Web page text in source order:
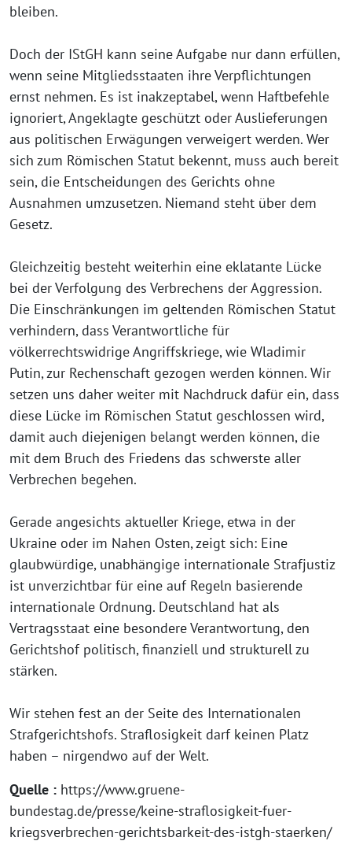
bleiben.
Doch der IStGH kann seine Aufgabe nur dann erfüllen,
wenn seine Mitgliedsstaaten ihre Verpflichtungen
ernst nehmen. Es ist inakzeptabel, wenn Haftbefehle
ignoriert, Angeklagte geschützt oder Auslieferungen
aus politischen Erwägungen verweigert werden. Wer
sich zum Römischen Statut bekennt, muss auch bereit
sein, die Entscheidungen des Gerichts ohne
Ausnahmen umzusetzen. Niemand steht über dem
Gesetz.
Gleichzeitig besteht weiterhin eine eklatante Lücke
bei der Verfolgung des Verbrechens der Aggression.
Die Einschränkungen im geltenden Römischen Statut
verhindern, dass Verantwortliche für
völkerrechtswidrige Angriffskriege, wie Wladimir
Putin, zur Rechenschaft gezogen werden können. Wir
setzen uns daher weiter mit Nachdruck dafür ein, dass
diese Lücke im Römischen Statut geschlossen wird,
damit auch diejenigen belangt werden können, die
mit dem Bruch des Friedens das schwerste aller
Verbrechen begehen.
Gerade angesichts aktueller Kriege, etwa in der
Ukraine oder im Nahen Osten, zeigt sich: Eine
glaubwürdige, unabhängige internationale Strafjustiz
ist unverzichtbar für eine auf Regeln basierende
internationale Ordnung. Deutschland hat als
Vertragsstaat eine besondere Verantwortung, den
Gerichtshof politisch, finanziell und strukturell zu
stärken.
Wir stehen fest an der Seite des Internationalen
Strafgerichtshofs. Straflosigkeit darf keinen Platz
haben – nirgendwo auf der Welt.
Quelle : https://www.gruene-
bundestag.de/presse/keine-straflosigkeit-fuer-
kriegsverbrechen-gerichtsbarkeit-des-istgh-staerken/